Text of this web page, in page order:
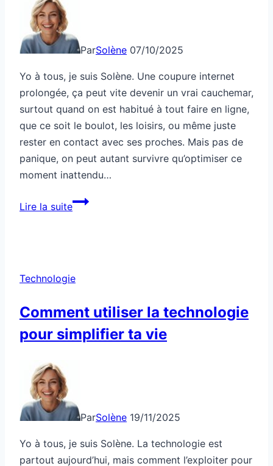
ParSolène 07/10/2025
Yo à tous, je suis Solène. Une coupure internet
prolongée, ça peut vite devenir un vrai cauchemar,
surtout quand on est habitué à tout faire en ligne,
que ce soit le boulot, les loisirs, ou même juste
rester en contact avec ses proches. Mais pas de
panique, on peut autant survivre qu’optimiser ce
moment inattendu…
Lire la suiteComment
internet
Technologie
Comment utiliser la technologie
pour simplifier ta vie
ParSolène 19/11/2025
Yo à tous, je suis Solène. La technologie est
partout aujourd’hui, mais comment l’exploiter pour